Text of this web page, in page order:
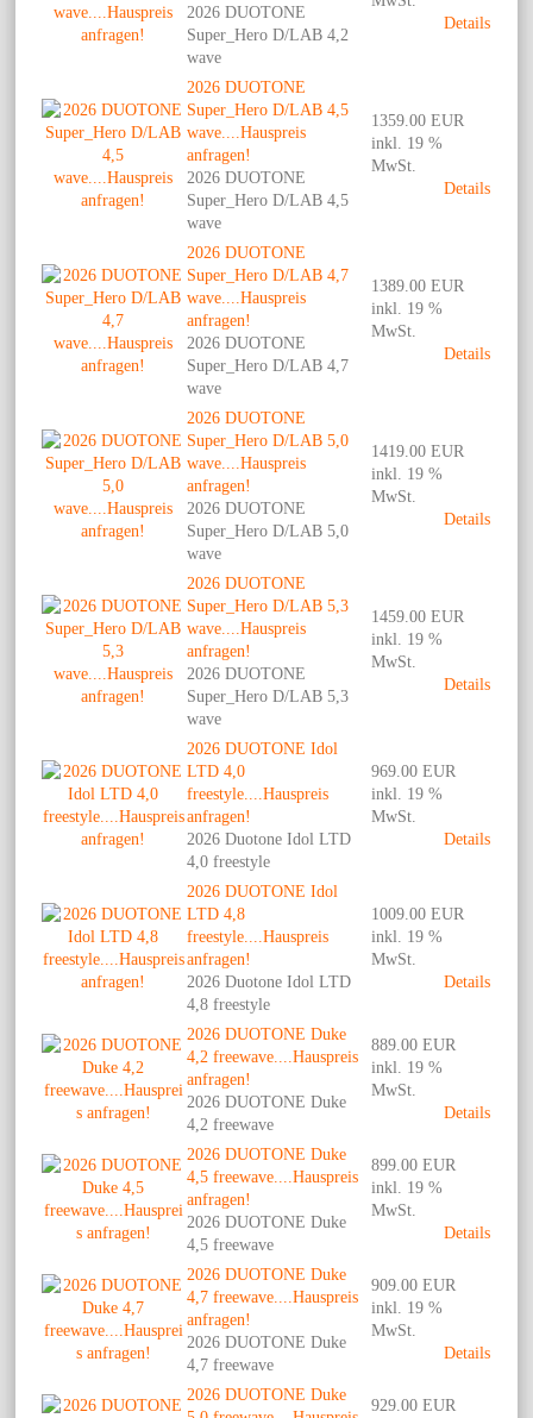
2026 DUOTONE
Super_Hero D/LAB 4,2
wave
Details
2026 DUOTONE
Super_Hero D/LAB 4,5
wave....Hauspreis
anfragen!
2026 DUOTONE
Super_Hero D/LAB 4,5
wave
1359.00 EUR
inkl. 19 %
MwSt.
Details
2026 DUOTONE
Super_Hero D/LAB 4,7
wave....Hauspreis
anfragen!
2026 DUOTONE
Super_Hero D/LAB 4,7
wave
1389.00 EUR
inkl. 19 %
MwSt.
Details
2026 DUOTONE
Super_Hero D/LAB 5,0
wave....Hauspreis
anfragen!
2026 DUOTONE
Super_Hero D/LAB 5,0
wave
1419.00 EUR
inkl. 19 %
MwSt.
Details
2026 DUOTONE
Super_Hero D/LAB 5,3
wave....Hauspreis
anfragen!
2026 DUOTONE
Super_Hero D/LAB 5,3
wave
1459.00 EUR
inkl. 19 %
MwSt.
Details
2026 DUOTONE Idol
LTD 4,0
freestyle....Hauspreis
anfragen!
2026 Duotone Idol LTD
4,0 freestyle
969.00 EUR
inkl. 19 %
MwSt.
Details
2026 DUOTONE Idol
LTD 4,8
freestyle....Hauspreis
anfragen!
2026 Duotone Idol LTD
4,8 freestyle
1009.00 EUR
inkl. 19 %
MwSt.
Details
2026 DUOTONE Duke
4,2 freewave....Hauspreis
anfragen!
2026 DUOTONE Duke
4,2 freewave
889.00 EUR
inkl. 19 %
MwSt.
Details
2026 DUOTONE Duke
4,5 freewave....Hauspreis
anfragen!
2026 DUOTONE Duke
4,5 freewave
899.00 EUR
inkl. 19 %
MwSt.
Details
2026 DUOTONE Duke
4,7 freewave....Hauspreis
anfragen!
2026 DUOTONE Duke
4,7 freewave
909.00 EUR
inkl. 19 %
MwSt.
Details
2026 DUOTONE Duke
929.00 EUR